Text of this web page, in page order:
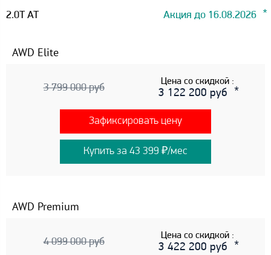
2.0T AT Акция до 16.08.2026
AWD Elite
3 799 000 руб
Цена со скидкой :
3 122 200 руб
Зафиксировать цену
Купить за 43 399 ₽/мес
AWD Premium
4 099 000 руб
Цена со скидкой :
3 422 200 руб